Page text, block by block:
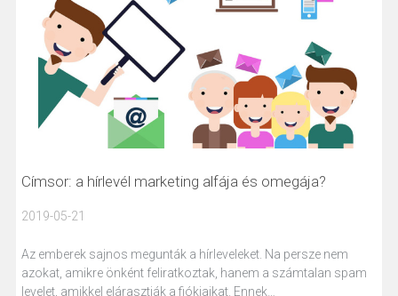
Címsor: a hírlevél marketing alfája és omegája?
2019-05-21
Az emberek sajnos megunták a hírleveleket. Na persze nem
azokat, amikre önként feliratkoztak, hanem a számtalan spam
levelet, amikkel elárasztják a fiókjaikat. Ennek…